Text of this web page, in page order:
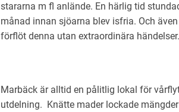
stararna m fl anlände. En härlig tid
månad innan sjöarna blev isfria. Och
förflöt denna utan extraordinära händelser.
Marbäck är alltid en pålitlig lokal för
utdelning. Knätte mader lockade